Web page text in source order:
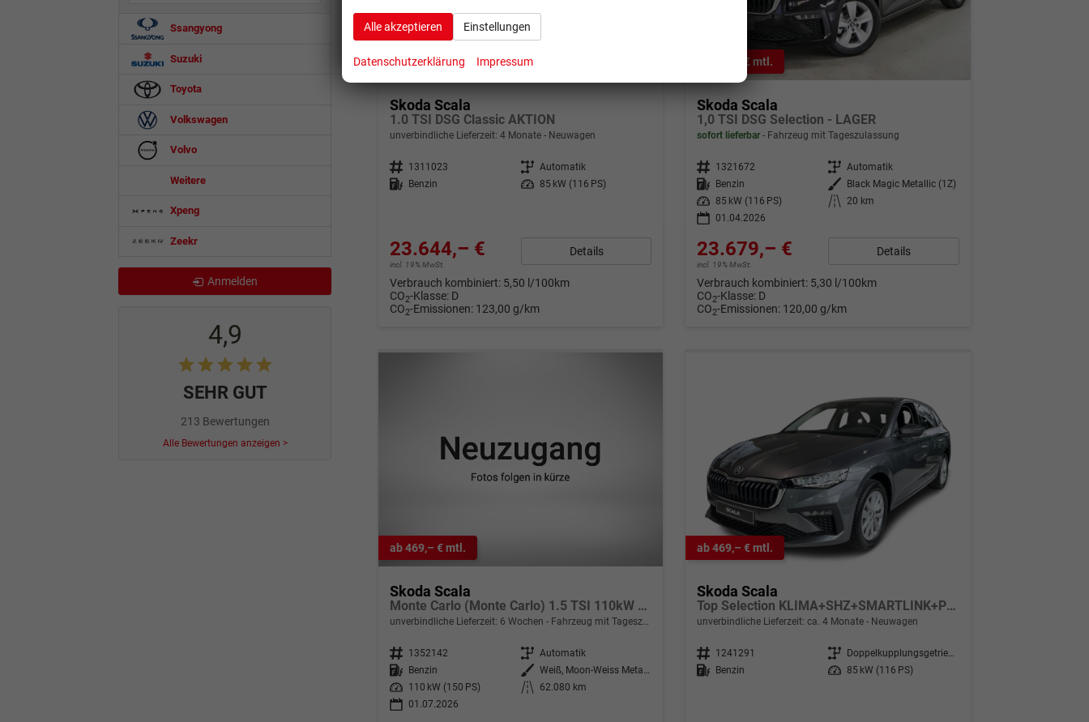
ab 468,– € mtl.
Skoda Scala
1.0 TSI DSG Classic AKTION
unverbindliche Lieferzeit: 4 Monate Neuwagen
Fahrzeugnr. 1311023 Getriebe Automatik
Kraftstoff
Benzin Leistung 85 kW (116 PS)
23.644,– €
incl. 19% MwSt.
Details
Verbrauch kombiniert: 5,50 l/100km
CO2-Klasse: D
CO2-Emissionen: 123,00 g/km
ab 469,– € mtl.
Skoda Scala
1,0 TSI DSG Selection - LAGER
sofort lieferbar Fahrzeug mit Tageszulassung
Fahrzeugnr. 1321672 Getriebe Automatik
Kraftstoff
Benzin Außenfarbe
Black Magic Metallic (1Z)
Leistung
85 kW (116 PS) Kilometerstand 20 km
01.04.2026
23.679,– €
incl. 19% MwSt.
Details
Verbrauch kombiniert: 5,30 l/100km
CO2-Klasse: D
CO2-Emissionen: 120,00 g/km
ab 469,– € mtl.
Skoda Scala
Monte Carlo (Monte Carlo) 1.5 TSI 110kW (150 PS) 7-Gang DSG
unverbindliche Lieferzeit: 6 Wochen Fahrzeug mit Tageszulassung
Fahrzeugnr. 1352142 Getriebe Automatik
Kraftstoff Benzin Außenfarbe
Leistung
110 kW (150 PS) Kilometerstand
62.080 km
01.07.2026
ab 469,– € mtl.
Skoda Scala
Top Selection KLIMA+SHZ+SMARTLINK+PDC+LED+16" ALU
unverbindliche Lieferzeit: ca. 4 Monate Neuwagen
Fahrzeugnr. 1241291 Getriebe
Kraftstoff Benzin Leistung 85 kW (116 PS)
Ssangyong
Suzuki
Toyota
Volkswagen
Volvo
Weitere
Xpeng
Zeekr
Anmelden
4,9
SEHR GUT
213 Bewertungen
Alle Bewertungen anzeigen >
Alle akzeptieren Einstellungen
Datenschutzerklärung Impressum